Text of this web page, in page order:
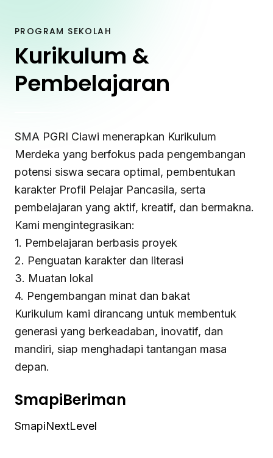
PROGRAM SEKOLAH
Kurikulum &
Pembelajaran
SMA PGRI Ciawi menerapkan Kurikulum
Merdeka yang berfokus pada pengembangan
potensi siswa secara optimal, pembentukan
karakter Profil Pelajar Pancasila, serta
pembelajaran yang aktif, kreatif, dan bermakna.
Kami mengintegrasikan:
1. Pembelajaran berbasis proyek
2. Penguatan karakter dan literasi
3. Muatan lokal
4. Pengembangan minat dan bakat
Kurikulum kami dirancang untuk membentuk
generasi yang berkeadaban, inovatif, dan
mandiri, siap menghadapi tantangan masa
depan.
SmapiBeriman
SmapiNextLevel